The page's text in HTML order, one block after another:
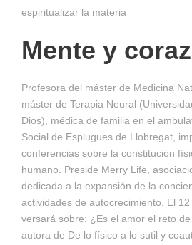
espiritualizar la materia
Mente y
Profesora del máster de Medicina
máster de Terapia Neural
Dios), médica de familia en el
Social de Esplugues de Llobregat,
conferencias sobre la constitución
humano. Preside Merry Life,
dedicada a la expansión de la
actividades de autocrecimiento. El
versará sobre: ¿Es el amor el reto
autora de De lo físico a lo sutil y